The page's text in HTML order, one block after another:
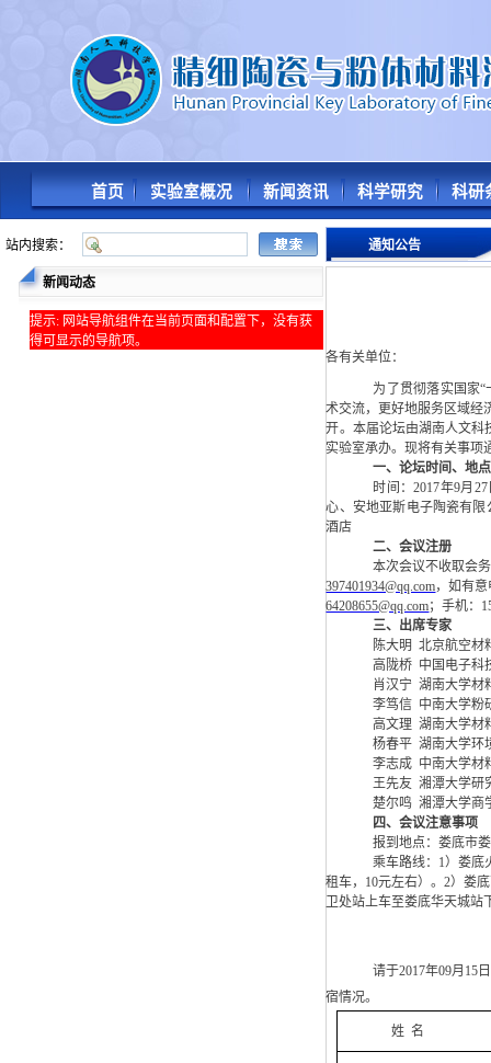
首页 实验室概况 新闻资讯 科学研究 科研
站内搜索：
新闻动态
提示: 网站导航组件在当前页面和配置下，没有获
得可显示的导航项。
通知公告
各有关单位：
为了贯彻落实国家
术交流，更好地服务区域经
开。本届论坛由湖南人文科
实验室承办。现将有关事项
一、论坛时间、地点
时间：2017年9月 27
心、安地亚斯电子陶瓷有
酒店
二、会议注册
本次会议不收取会
397401934@qq.com，如有
64208655@qq.com；手机：
三、出席专家
陈大明 北京航空材
高陇桥 中国电子科
肖汉宁 湖南大学材
李笃信 中南大学粉
高文理 湖南大学材
杨春平 湖南大学环
李志成 中南大学材
王先友 湘潭大学研
楚尔鸣 湘潭大学商
四、会议注意事项
报到地点：娄底
乘车路线： 1）娄底
租车， 10元左右）。2）娄
卫处站上车至娄底华天城站
请于2017年09月 15 日
宿情况。
姓 名